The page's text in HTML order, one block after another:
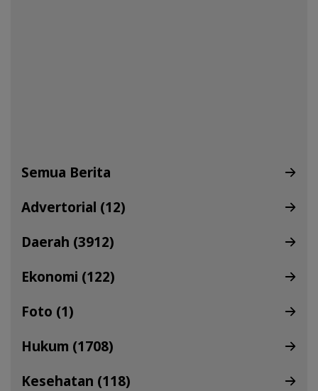
Semua Berita
Advertorial (12)
Daerah (3912)
Ekonomi (122)
Foto (1)
Hukum (1708)
Kesehatan (118)